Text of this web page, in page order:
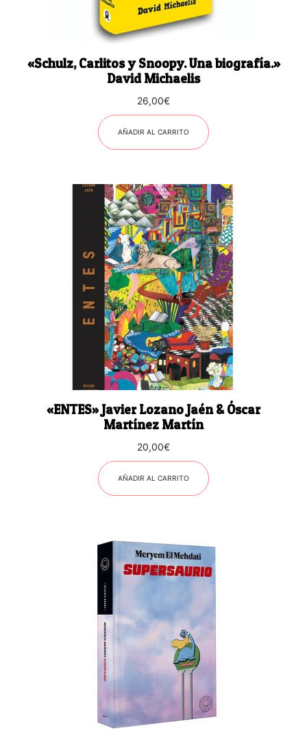
«Schulz, Carlitos y Snoopy. Una biografía.»
David Michaelis
26,00€
AÑADIR AL CARRITO
«ENTES» Javier Lozano Jaén & Óscar
Martínez Martín
20,00€
AÑADIR AL CARRITO